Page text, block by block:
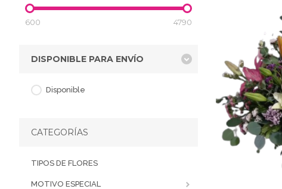
600 4790
DISPONIBLE PARA ENVÍO
Disponible
CATEGORÍAS
TIPOS DE FLORES
MOTIVO ESPECIAL